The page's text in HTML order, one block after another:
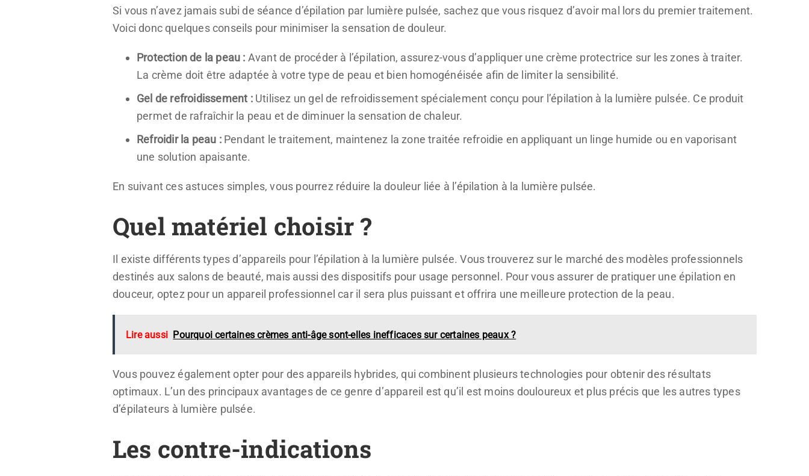
Si vous n’avez jamais subi de séance d’épilation par lumière pulsée, sachez que vous risquez d’avoir mal lors du premier traitement.
Voici donc quelques conseils pour minimiser la sensation de douleur.
Protection de la peau : Avant de procéder à l’épilation, assurez-vous d’appliquer une crème protectrice sur les zones à traiter.
La crème doit être adaptée à votre type de peau et bien homogénéisée afin de limiter la sensibilité.
Gel de refroidissement :Utilisez un gel de refroidissement spécialement conçu pour l’épilation à la lumière pulsée. Ce produit
permet de rafraîchir la peau et de diminuer la sensation de chaleur.
Refroidir la peau :Pendant le traitement, maintenez la zone traitée refroidie en appliquant un linge humide ou en vaporisant
une solution apaisante.
En suivant ces astuces simples, vous pourrez réduire la douleur liée à l’épilation à la lumière pulsée.
Quel matériel choisir ?
Il existe différents types d’appareils pour l’épilation à la lumière pulsée. Vous trouverez sur le marché des modèles professionnels
destinés aux salons de beauté, mais aussi des dispositifs pour usage personnel. Pour vous assurer de pratiquer une épilation en
douceur, optez pour un appareil professionnel car il sera plus puissant et offrira une meilleure protection de la peau.
Lire aussi Pourquoi certaines crèmes anti-âge sont-elles inefficaces sur certaines peaux ?
Vous pouvez également opter pour des appareils hybrides, qui combinent plusieurs technologies pour obtenir des résultats
optimaux. L’un des principaux avantages de ce genre d’appareil est qu’il est moins douloureux et plus précis que les autres types
d’épilateurs à lumière pulsée.
Les contre-indications